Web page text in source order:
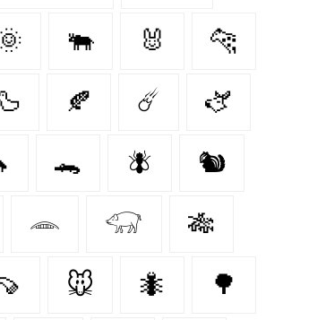
🐃 🐰 🐆
🍂 ☄️ 🫏
🐊 🪰 🐿️
𓂎 𓃟 🎋
🐭 🐜 🌳